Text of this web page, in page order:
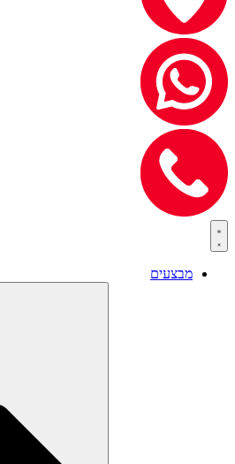
מבצעים